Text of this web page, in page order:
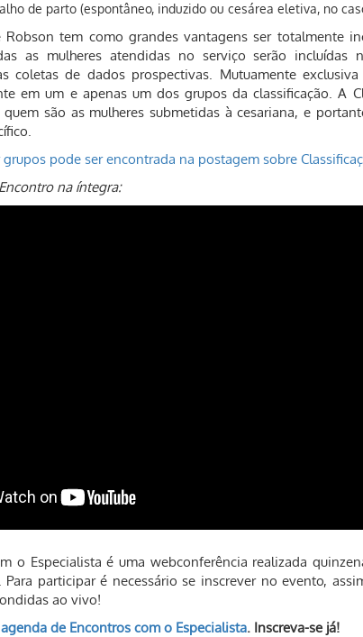
de parto (espontâneo, induzido ou cesárea eletiva, no
Robson tem como grandes vantagens ser totalmente
as mulheres atendidas no serviço serão incluídas
coletas de dados prospectivas. Mutuamente
em um e apenas um dos grupos da classificação. A
são as mulheres submetidas à cesariana, e
pode ser encontrada na postagem sobre
na íntegra:
o Especialista é uma webconferência realizada
Para participar é necessário se inscrever no evento,
ao vivo!
agenda de Encontros com o Especialista. Inscreva-se já!